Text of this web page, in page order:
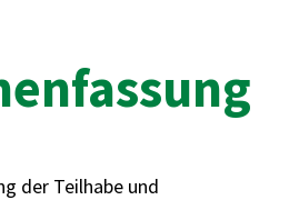
der Teilhabe und